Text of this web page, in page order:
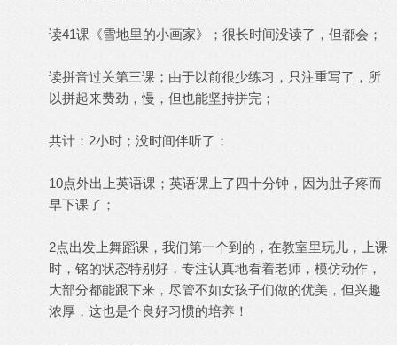
读41课《雪地里的小画家》；很长时间没读了，但都会；
读拼音过关第三课；由于以前很少练习，只注重写了，所
以拼起来费劲，慢，但也能坚持拼完；
共计：2小时；没时间伴听了；
10点外出上英语课；英语课上了四十分钟，因为肚子疼而
早下课了；
2点出发上舞蹈课，我们第一个到的，在教室里玩儿，上课
时，铭的状态特别好，专注认真地看着老师，模仿动作，
大部分都能跟下来，尽管不如女孩子们做的优美，但兴趣
浓厚，这也是个良好习惯的培养！